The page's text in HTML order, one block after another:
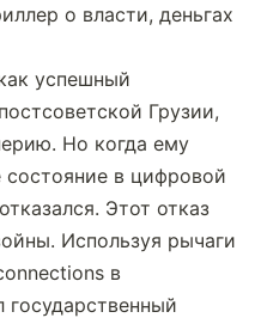
о власти, деньгах
успешный
Грузии,
Но когда ему
в цифровой
Этот отказ
Используя рычаги
в
государственный